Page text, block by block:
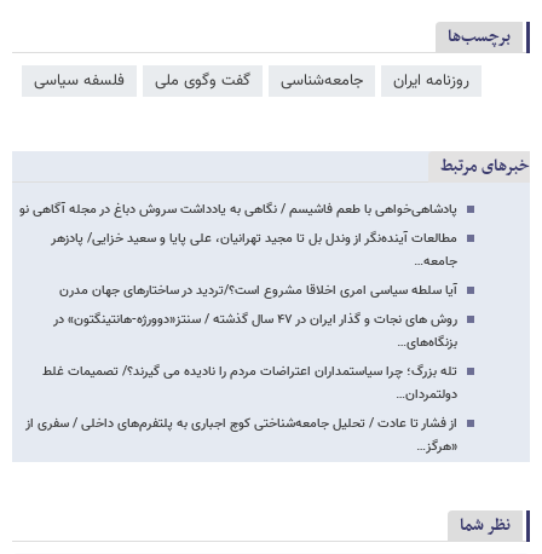
برچسب‌ها
روزنامه ایران جامعه‌شناسی گفت وگوی ملی فلسفه سیاسی
خبرهای مرتبط
پادشاهی‌خواهی با طعم فاشیسم / نگاهی به یادداشت سروش دباغ در مجله آگاهی نو
مطالعات آینده‌نگر از وندل بل تا مجید تهرانیان، علی پایا و سعید خزایی/ پادزهر
جامعه‌…
آیا سلطه سیاسی امری اخلاقا مشروع است؟/تردید در ساختارهای جهان مدرن
روش های نجات و گذار ایران در ۴۷ سال گذشته / سنتز«دوورژه-هانتینگتون» در
بزنگاه‌های…
تله بزرگ؛ چرا سیاستمداران اعتراضات مردم را نادیده می گیرند؟/ تصمیمات غلط
دولتمردان…
از فشار تا عادت / تحلیل جامعه‌شناختی کوچ اجباری به پلتفرم‌های داخلی / سفری از
«هرگز…
نظر شما